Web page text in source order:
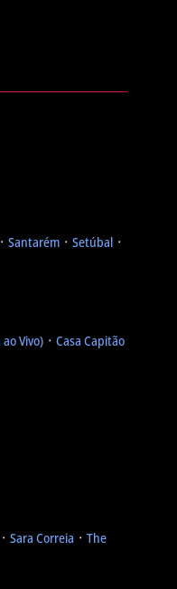
᛫ Santarém ᛫ Setúbal ᛫
ao Vivo) ᛫ Casa Capitão
᛫ Sara Correia ᛫ The